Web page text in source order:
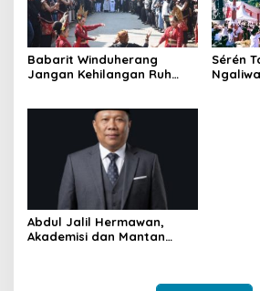
Babarit Winduherang
Jangan Kehilangan Ruh
Sérén
Abdul Jalil Hermawan,
Akademisi dan Mantan